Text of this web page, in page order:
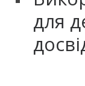
для